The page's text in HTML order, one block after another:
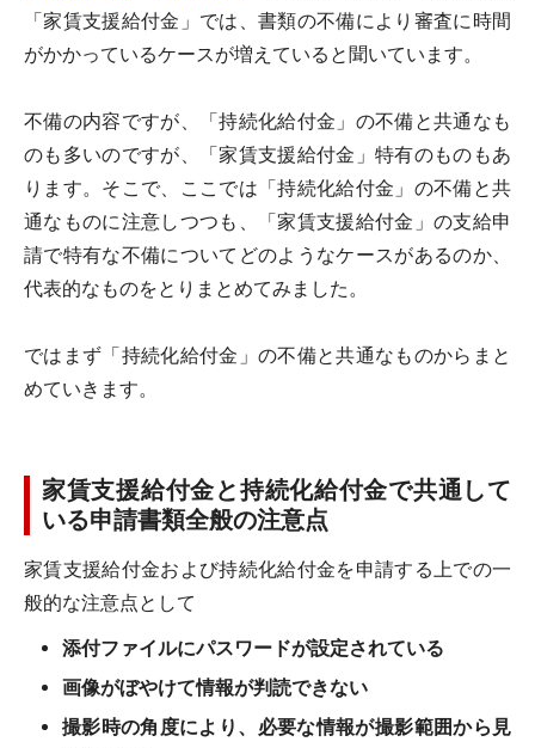
「家賃支援給付金」では、書類の不備により審査に時間
がかかっているケースが増えていると聞いています。
不備の内容ですが、「持続化給付金」の不備と共通なも
のも多いのですが、「家賃支援給付金」特有のものもあ
ります。そこで、ここでは「持続化給付金」の不備と共
通なものに注意しつつも、「家賃支援給付金」の支給申
請で特有な不備についてどのようなケースがあるのか、
代表的なものをとりまとめてみました。
ではまず「持続化給付金」の不備と共通なものからまと
めていきます。
家賃支援給付金と持続化給付金で共通して
いる申請書類全般の注意点
家賃支援給付金および持続化給付金を申請する上での一
般的な注意点として
添付ファイルにパスワードが設定されている
画像がぼやけて情報が判読できない
撮影時の角度により、必要な情報が撮影範囲から見